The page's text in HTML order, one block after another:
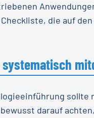
die auf
darauf